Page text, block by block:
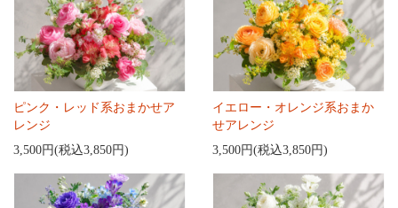
ピンク・レッド系おまかせア
レンジ
3,500円(税込3,850円)
イエロー・オレンジ系おまか
せアレンジ
3,500円(税込3,850円)